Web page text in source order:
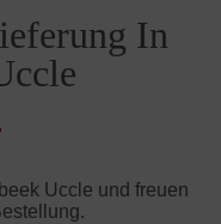
In
Uccle und freuen